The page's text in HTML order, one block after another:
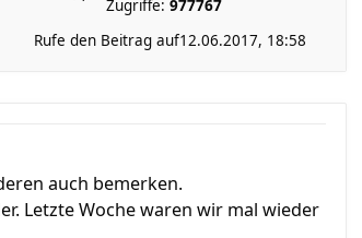
Zugriffe: 977767
12.06.2017, 18:58
Rufe den Beitrag auf
auch bemerken.
Letzte Woche waren wir mal wieder